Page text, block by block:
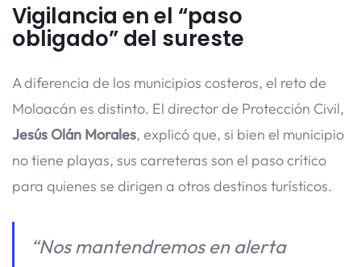
Vigilancia en el “paso
obligado” del sureste
A diferencia de los municipios costeros, el reto de
Moloacán es distinto. El director de Protección Civil,
Jesús Olán Morales, explicó que, si bien el municipio
no tiene playas, sus carreteras son el paso crítico
para quienes se dirigen a otros destinos turísticos.
“Nos mantendremos en alerta